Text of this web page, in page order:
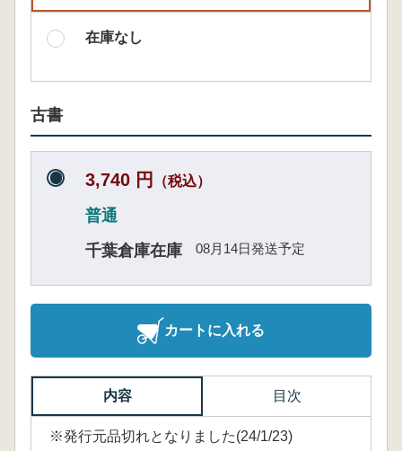
在庫なし
古書
3,740 円 （税込）
普通
千葉倉庫在庫
08月14日発送予定
カートに入れる
内容 目次
※発行元品切れとなりました(24/1/23)